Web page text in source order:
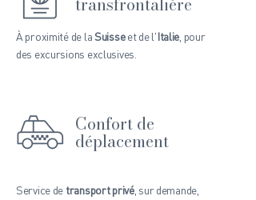
À proximité de laSuisseet de l'Italie , pour
des excursions exclusives.
Confort de
déplacement
Service de transport privé, sur demande,